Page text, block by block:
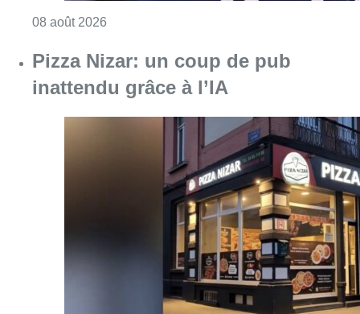
Consulter l'article "Pizza Nizar: un coup de
Foire du Midi: les visiteurs au
rendez-vous grâce à la météo